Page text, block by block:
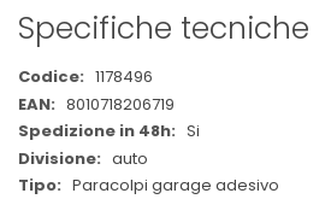
Specifiche tecniche
Maggiori
Informazioni
1178496
8010718206719
Si
auto
Paracolpi garage adesivo